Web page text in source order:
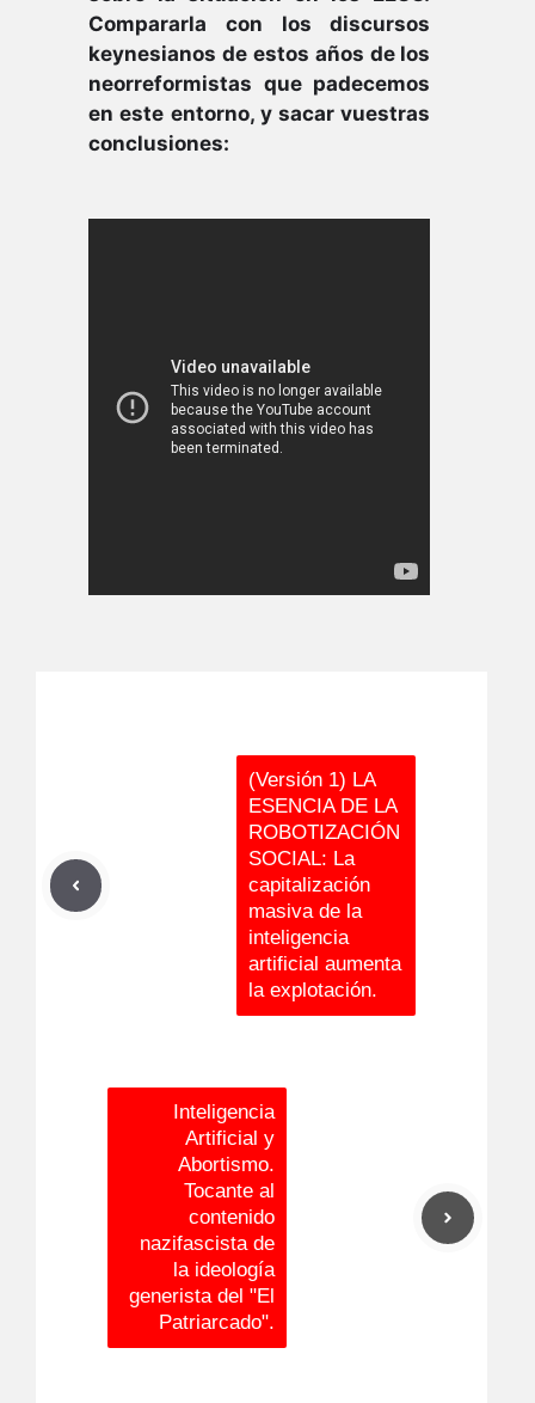
Compararla con los discursos
keynesianos de estos años de los
neorreformistas que padecemos
en este entorno, y sacar vuestras
conclusiones:
(Versión 1) LA
ESENCIA DE LA
ROBOTIZACIÓN
SOCIAL: La
capitalización
masiva de la
inteligencia
artificial aumenta
la explotación.
Inteligencia
Artificial y
Abortismo.
Tocante al
contenido
nazifascista de
la ideología
generista del "El
Patriarcado".